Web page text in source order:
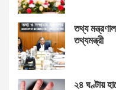
তথ্য
তথ্যমন্ত্রী
২৪ ঘণ্টায়